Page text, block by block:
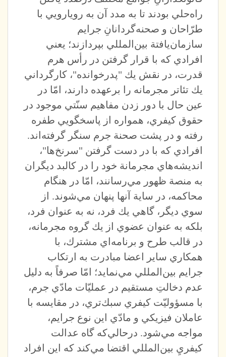
راه‌حلي بودند تا به مدد آن به رويارويي با
طرّاحان و صحنه‌گردانانِ جرايم
سازمان‌يافتة بين‌المللي بپردازند؛ يعني
افرادي كه با قرار گرفتن در رأس هرم
قدرت، در نقش يك "پدرخوانده"، كارگرداني
يك تئاتر مجرمانه را برعهده دارند، امّا در
عين حال با دور زدن مفاهيم سنّتي موجود در
حقوق كيفري، همواره از پاسخگويي طفره
رفته و در پشت صحنة جرم سنگر گرفته‌اند.
افرادي كه با در دست گرفتن "سرنخ‌ها"،
انديشه‌هاي مجرمانة خود را در كالبد ديگران
به منصة ظهور مي‌رسانند، امّا در هنگام
محاكمه، در ساية آنها پنهان مي‌شوند. از
سوي ديگر، گاهي يك فرد، نه به عنوان فرد،
بلكه به عنوان عضوي از يك گروه مجرمانه،
در قالب طرح و برنامه‌اي مشترك، با
همكاري ساير اعضا مبادرت به ارتكاب
جرايم بين‌المللي مي‌نمايد؛ امّا صرفاً به دليل
عدم دخالتِ مستقيم در عمليّات مادّي جرم،
با مسؤوليّت كيفري سبك‌تري، در مقايسه با
عاملان فيزيكي و مادّي اين نوع جرايم،
مواجه مي‌شود. درحالي‌كه گاه عدالت
كيفريِ بين‌المللي اقتضا مي‌كند كه اين افراد